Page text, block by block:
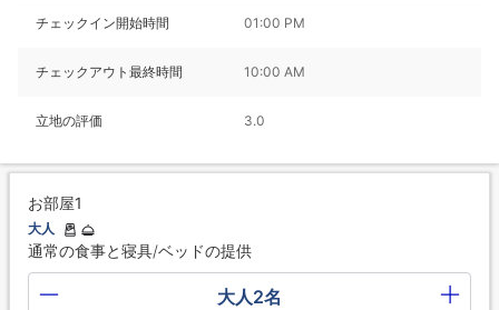
チェックイン開始時間 01:00 PM
チェックアウト最終時間 10:00 AM
立地の評価 3.0
お部屋1
大人
通常の食事と寝具/ベッドの提供
大人2名